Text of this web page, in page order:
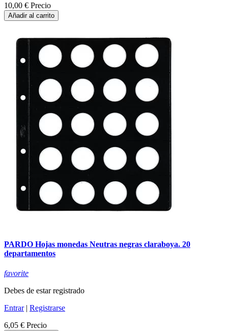
10,00 € Precio
Añadir al carrito
PARDO Hojas monedas Neutras negras claraboya. 20
departamentos
favorite
Debes de estar registrado
Entrar| Registrarse
6,05 € Precio